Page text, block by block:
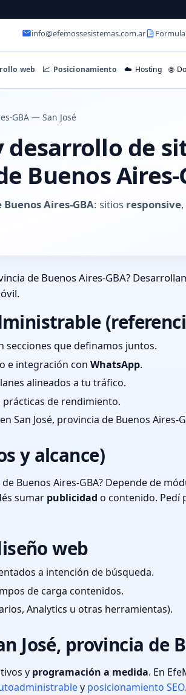
info@efemossesistemas.com.ar
web 📈 Posicionamiento ☁️ Hosting 🌐
GBA — San José
de
Buenos Aires-
Aires-GBA: sitios responsive
de Buenos Aires-GBA?
secciones que definamos juntos.
e integración con WhatsApp.
alineados a tu tráfico.
prácticas de rendimiento.
en San José, provincia de Buenos Aires-
y alcance)
de Buenos Aires-GBA? Depende de
sumar publicidad o contenido. Pedí
web
a intención de búsqueda.
de carga contenidos.
Analytics u otras herramientas).
José, provincia de
y programación a medida. En
y posicionamiento SEO.